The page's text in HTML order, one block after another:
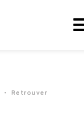
• Retrouver